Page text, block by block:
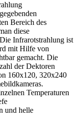
Bereich des
diese
Infrarotstrahlung ist
mit Hilfe von
gemacht. Die
der Dektoren
160x120, 320x240
Temperaturen
und helle